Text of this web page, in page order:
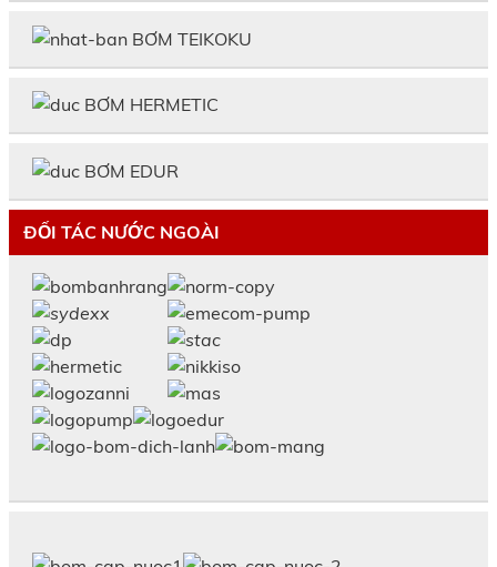
BƠM TEIKOKU
BƠM HERMETIC
BƠM EDUR
ĐỐI TÁC NƯỚC NGOÀI